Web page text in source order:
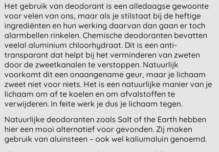
Het gebruik van deodorant is een alledaagse gewoonte
voor velen van ons, maar als je stilstaat bij de heftige
ingrediënten en hun werking daarvan dan gaan er toch
alarmbellen rinkelen. Chemische deodoranten bevatten
veelal aluminium chloorhydraat. Dit is een anti-
transparant dat helpt bij het verminderen van zweten
door de zweetkanalen te verstoppen. Natuurlijk
voorkomt dit een onaangename geur, maar je lichaam
zweet niet voor niets. Het is een natuurlijke manier van je
lichaam om af te koelen en om afvalstoffen te
verwijderen. In feite werk je dus je lichaam tegen.
Natuurlijke deodoranten zoals Salt of the Earth hebben
hier een mooi alternatief voor gevonden. Zij maken
gebruik van aluinsteen – ook wel kaliumaluin genoemd.